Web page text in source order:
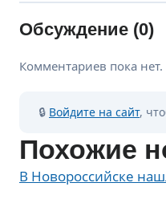
Обсуждение (0)
Комментариев пока
🔒 Войдите на сайт,
Похожие
В Новороссийске